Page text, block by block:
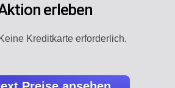
erleben
Kreditkarte erforderlich.